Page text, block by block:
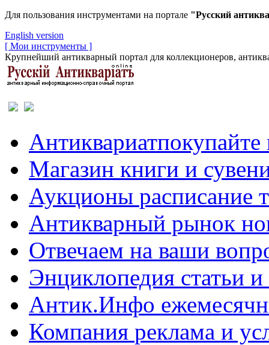
Для пользования инструментами на портале "Русский
English version
[ Мои инструменты ]
Крупнейший антикварный портал для коллекционеров,
Антиквариатпокупайте
Магазин книги и
Аукционы расписание
Антикварный рынок
Отвечаем на ваши
Энциклопедия статьи
Антик.Инфо
Компания реклама и